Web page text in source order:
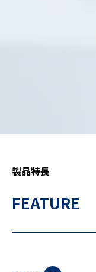
製品特長
FEATURE